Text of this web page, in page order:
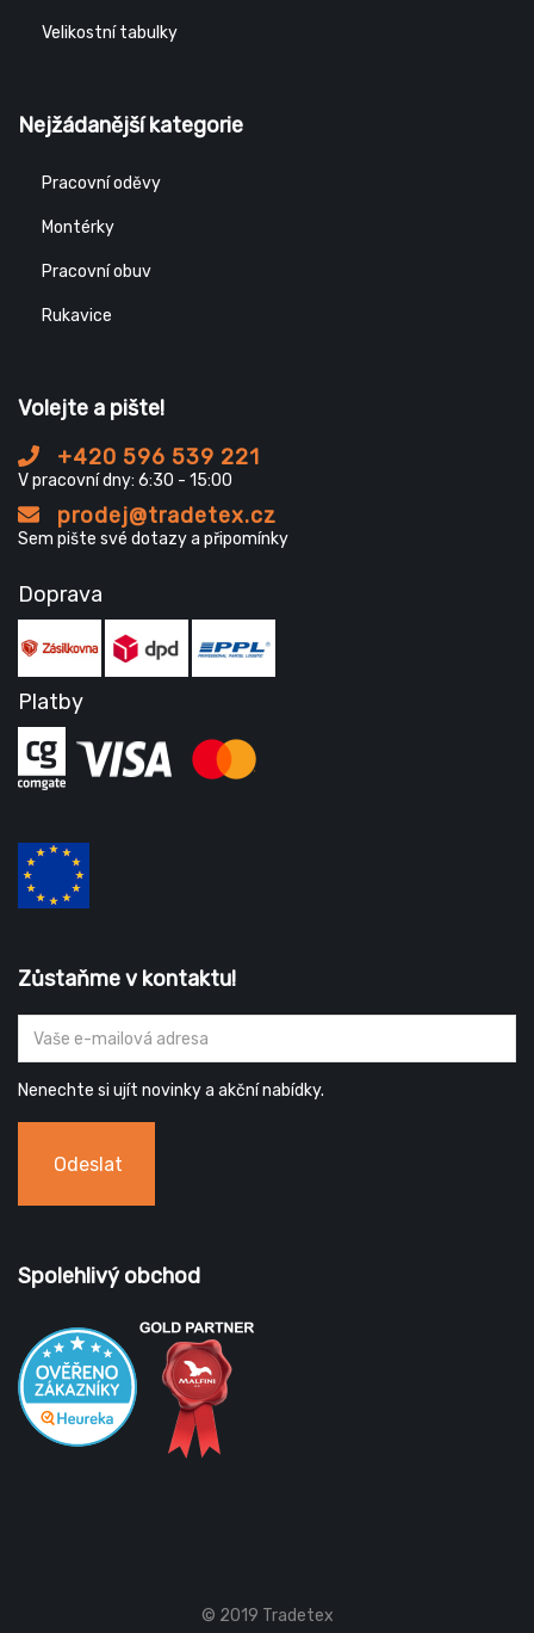
Velikostní tabulky
Nejžádanější kategorie
Pracovní oděvy
Montérky
Pracovní obuv
Rukavice
Volejte a pište!
+420 596 539 221
V pracovní dny: 6:30 - 15:00
prodej@tradetex.cz
Sem pište své dotazy a připomínky
Doprava
Platby
Zůstaňme v kontaktu!
Nenechte si ujít novinky a akční nabídky.
Odeslat
Spolehlivý obchod
© 2019 Tradetex